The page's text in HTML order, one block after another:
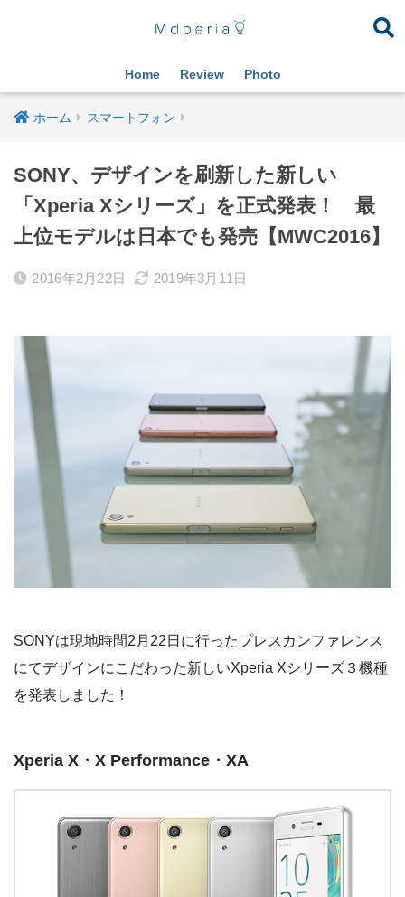
Home Review Photo
ホーム スマートフォン
SONY、デザインを刷新した新しい
「Xperia Xシリーズ」を正式発表！ 最
上位モデルは日本でも発売【MWC2016】
2016年2月22日 2019年3月11日
SONYは現地時間2月22日に行ったプレスカンファレンス
にてデザインにこだわった新しいXperia Xシリーズ３機種
を発表しました！
Xperia X・X Performance・XA